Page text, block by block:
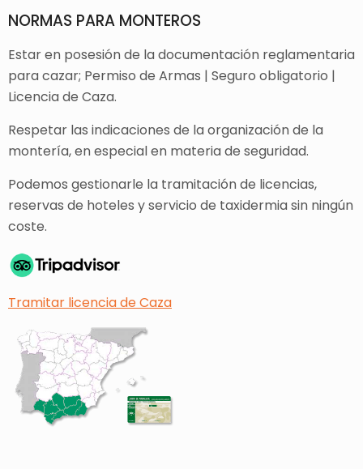
NORMAS PARA MONTEROS
Estar en posesión de la documentación reglamentaria
para cazar; Permiso de Armas | Seguro obligatorio |
Licencia de Caza.
Respetar las indicaciones de la organización de la
montería, en especial en materia de seguridad.
Podemos gestionarle la tramitación de licencias,
reservas de hoteles y servicio de taxidermia sin ningún
coste.
Tramitar licencia de Caza